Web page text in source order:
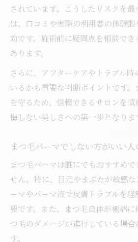
されています。こうしたリスクを
は、口コミや実際の利用者の体験
効です。施術前に疑問点を相談で
あります。
さらに、アフターケアやトラブル
いるかも重要な判断ポイントです
を守るため、信頼できるサロンを
悔しない美しさへの第一歩となりま
まつ毛パーマでしない方がいい
まつ毛パーマは誰にでもおすすめ
せん。特に、目元やまぶたが敏感
ーマやパーマ液で皮膚トラブルを
要です。また、まつ毛自体が極端に
つ毛のダメージが進行している場
す。